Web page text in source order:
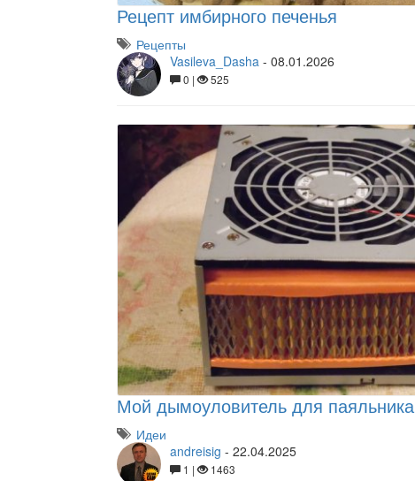
Рецепт имбирного печенья
Рецепты
Vasileva_Dasha- 08.01.2026
0 | 525
Мой дымоуловитель для паяльника
Идеи
andreisig - 22.04.2025
1 | 1463